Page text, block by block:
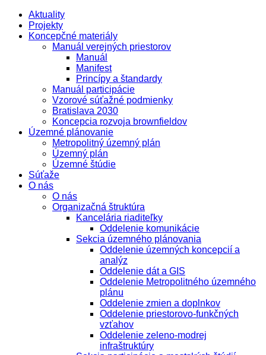
Aktuality
Projekty
Koncepčné materiály
Manuál verejných priestorov
Manuál
Manifest
Princípy a štandardy
Manuál participácie
Vzorové súťažné podmienky
Bratislava 2030
Koncepcia rozvoja brownfieldov
Územné plánovanie
Metropolitný územný plán
Územný plán
Územné štúdie
Súťaže
O nás
O nás
Organizačná štruktúra
Kancelária riaditeľky
Oddelenie komunikácie
Sekcia územného plánovania
Oddelenie územných koncepcií a
analýz
Oddelenie dát a GIS
Oddelenie Metropolitného územného
plánu
Oddelenie zmien a doplnkov
Oddelenie priestorovo-funkčných
vzťahov
Oddelenie zeleno-modrej
infraštruktúry